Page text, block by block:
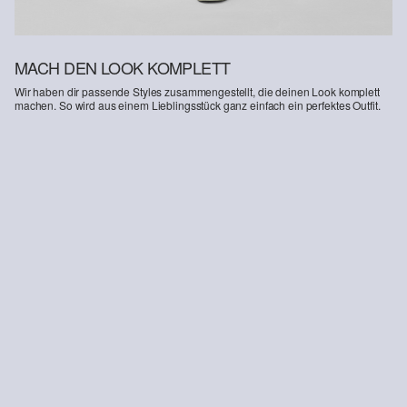
MACH DEN LOOK KOMPLETT
Wir haben dir passende Styles zusammengestellt, die deinen Look komplett
machen. So wird aus einem Lieblingsstück ganz einfach ein perfektes Outfit.